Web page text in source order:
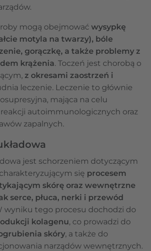
mogą obejmować wysypkę
motyla na twarzy), bóle
gorączkę, a także problemy z
krążenia. Toczeń jest chorobą o
z okresami zaostrzeń i
leczenie. Leczenie to głównie
mająca na celu
autoimmunologicznych oraz
zapalnych.
jest schorzeniem dotyczącym
się procesem
skórę oraz wewnętrzne
serce, płuca, nerki i przewód
wyniku tego procesu dochodzi do
kolagenu, co prowadzi do
skóry, a także do
narządów wewnętrznych.